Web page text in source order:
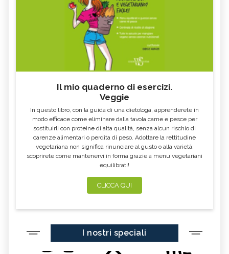
CANE TERRANOVA,
CARATTERISTICHE
CANE DA PASTORE,
CARATTERISTICHE
PASTORE MAREMMANO,
CARATTERISTICHE
CANE CORSO WELSH CORGI, CARATTERISTICHE
LAGOTTO ROMAGNOLO,
LE RAZZE DI CANI DI ORIGINE
RUSSA
WEST HIGHLAND WHITE TERRIER,
CARATTERISTICHE
CANI RAZZA SPAGNOLA,
CARATTERISTICHE
CANE RAZZA YORKSHIRE NANO,
CARATTERISTICHE
CANE RAZZA WHIPPET, LE
CARATTERISTICHE
CANI RAZZA WEIMARANER,
CARATTERISTICHE
CANI RAZZA ZWERGPINSCHER,
CARATTERISTICHE
CANI A ZAMPE CORTE, QUALI
CANE RAZZA SETTER,
CARATTERISTICHE
CARATTERISTICHE
Il mio quaderno di esercizi.
Veggie
In questo libro, con la guida di una dietologa, apprenderete in
modo efficace come eliminare dalla tavola carne e pesce per
sostituirli con proteine di alta qualità, senza alcun rischio di
carenze alimentari o perdita di peso. Adottare la rettitudine
vegetariana non significa rinunciare al gusto o alla varietà:
scoprirete come mantenervi in forma grazie a menu vegetariani
equilibrati!
CLICCA QUI
I nostri speciali